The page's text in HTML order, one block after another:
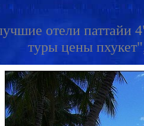
отели паттайи
туры цены